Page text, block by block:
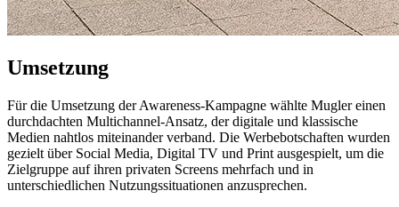
Umsetzung
Für die Umsetzung der Awareness-Kampagne wählte Mugler einen
durchdachten Multichannel-Ansatz, der digitale und klassische
Medien nahtlos miteinander verband. Die Werbebotschaften wurden
gezielt über Social Media, Digital TV und Print ausgespielt, um die
Zielgruppe auf ihren privaten Screens mehrfach und in
unterschiedlichen Nutzungssituationen anzusprechen.